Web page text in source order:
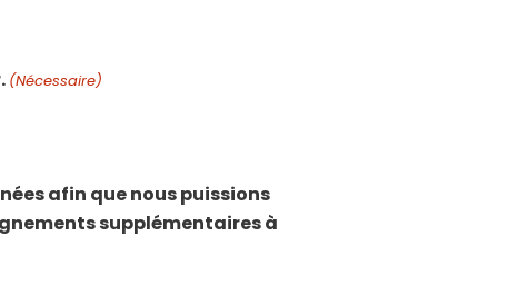
(Nécessaire)
afin que nous puissions
supplémentaires à